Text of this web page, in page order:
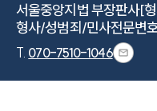
서울중앙지법 부장판사[
형사/성범죄/민사전문변
T. 070-7510-1046